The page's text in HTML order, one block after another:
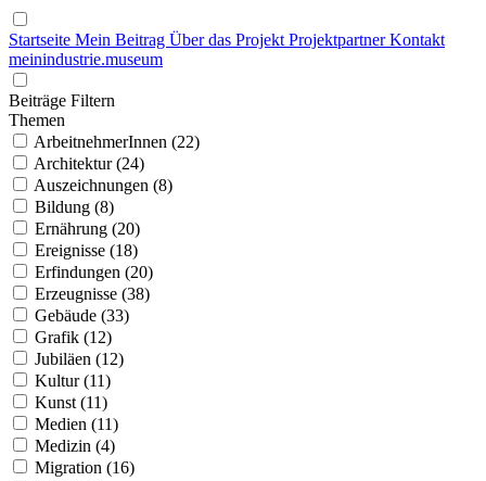
Startseite Mein Beitrag Über das Projekt ProjektpartnerKontakt
meinindustrie.museum
Beiträge Filtern
Themen
ArbeitnehmerInnen (22)
Architektur (24)
Auszeichnungen (8)
Bildung (8)
Ernährung (20)
Ereignisse (18)
Erfindungen (20)
Erzeugnisse (38)
Gebäude (33)
Grafik (12)
Jubiläen (12)
Kultur (11)
Kunst (11)
Medien (11)
Medizin (4)
Migration (16)